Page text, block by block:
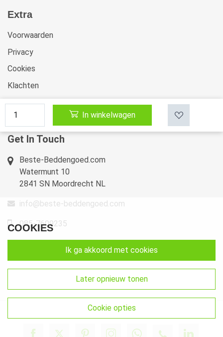
In winkelwagen
Extra
Voorwaarden
Privacy
Cookies
Klachten
Retourneren & Ruilen
Sitemap
Get In Touch
Beste-Beddengoed.com
Watermunt 10
2841 SN Moordrecht NL
info@beste-beddengoed.com
085-7609235
COOKIES
ik ga akkoord met cookies
later opnieuw tonen
cookie opties